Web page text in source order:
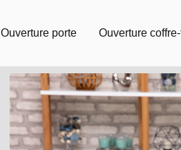
Ouverture porte Ouverture